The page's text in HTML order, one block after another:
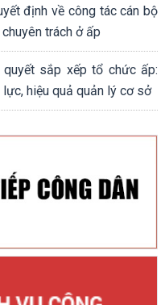
định về công tác cán bộ
trách ở ấp
quyết sắp xếp tổ chức ấp:
lực, hiệu quả quản lý cơ sở